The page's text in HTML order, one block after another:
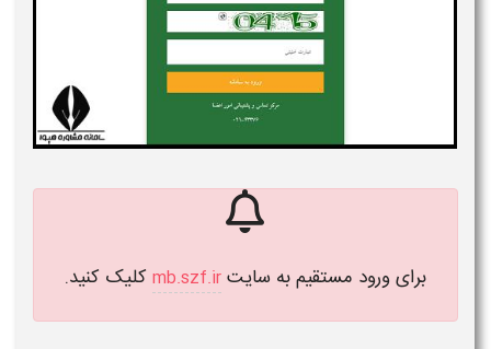
برای ورود مستقیم به سایتmb.szf.ir کلیک کنید.